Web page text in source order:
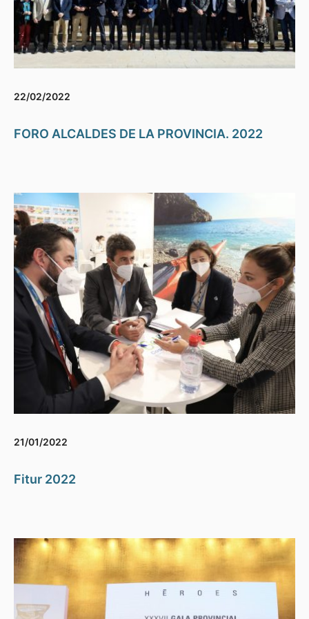
22/02/2022
FORO ALCALDES DE LA PROVINCIA. 2022
21/01/2022
Fitur 2022